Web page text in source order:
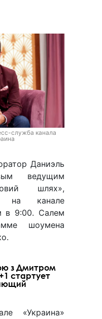
служба канала
Даниэль
ведущим
шлях»,
на канале
в 9:00. Салем
шоумена
з Дмитром
стартует
«Украина»